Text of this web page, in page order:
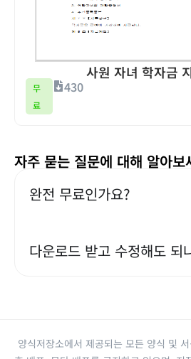
사원 자녀 학자금
무
료
430
자주 묻는 질문에 대해 알아보
완전 무료인가요?
다운로드 받고 수정해도 되
양식저장소에서 제공되는 모든 양식 및